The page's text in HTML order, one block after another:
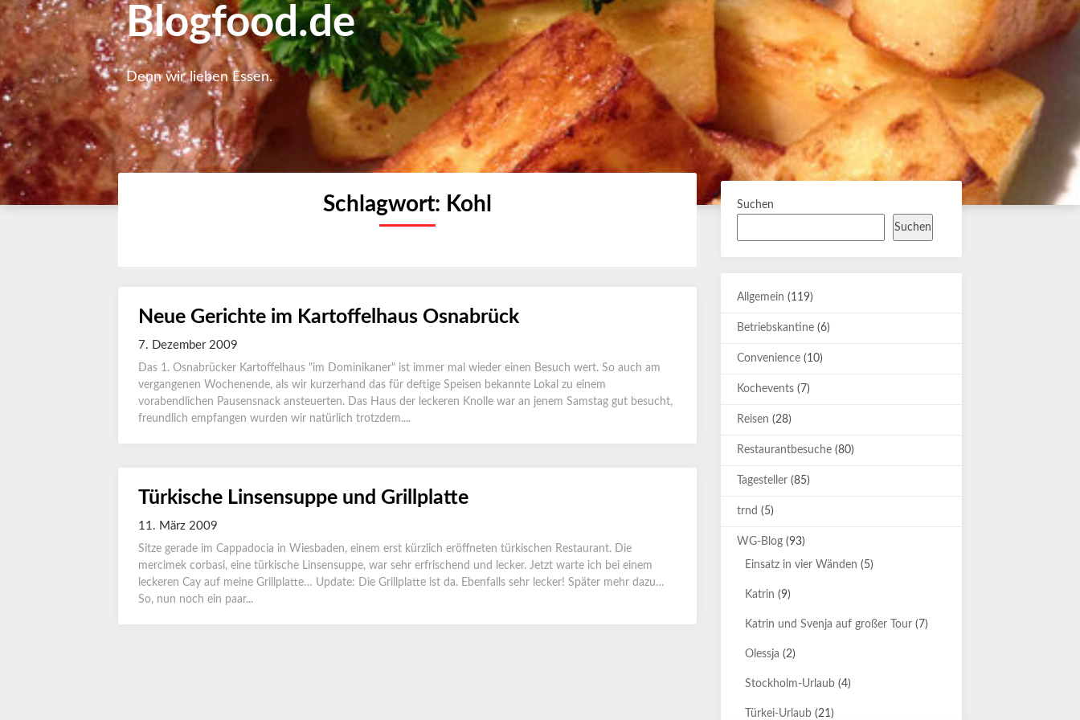
Blogfood.de
Denn wir lieben Essen.
Schlagwort: Kohl
Neue Gerichte im Kartoffelhaus Osnabrück
7. Dezember 2009
Das 1. Osnabrücker Kartoffelhaus "im Dominikaner" ist immer mal wieder einen Besuch wert. So auch am
vergangenen Wochenende, als wir kurzerhand das für deftige Speisen bekannte Lokal zu einem
vorabendlichen Pausensnack ansteuerten. Das Haus der leckeren Knolle war an jenem Samstag gut besucht,
freundlich empfangen wurden wir natürlich trotzdem....
Türkische Linsensuppe und Grillplatte
11. März 2009
Sitze gerade im Cappadocia in Wiesbaden, einem erst kürzlich eröffneten türkischen Restaurant. Die
mercimek corbasi, eine türkische Linsensuppe, war sehr erfrischend und lecker. Jetzt warte ich bei einem
leckeren Cay auf meine Grillplatte… Update: Die Grillplatte ist da. Ebenfalls sehr lecker! Später mehr dazu…
So, nun noch ein paar...
Suchen
Suchen
Allgemein (119)
Betriebskantine (6)
Convenience (10)
Kochevents (7)
Reisen (28)
Restaurantbesuche (80)
Tagesteller (85)
trnd (5)
WG-Blog (93)
Einsatz in vier Wänden (5)
Katrin (9)
Katrin und Svenja auf großer Tour (7)
Olessja (2)
Stockholm-Urlaub (4)
Türkei-Urlaub (21)